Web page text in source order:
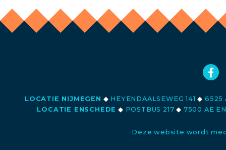
LOCATIE NIJMEGEN ◆ HEYENDAALSEWEG 141◆ 6525
LOCATIE ENSCHEDE ◆ POSTBUS 217◆ 7500 AE
Deze website wordt